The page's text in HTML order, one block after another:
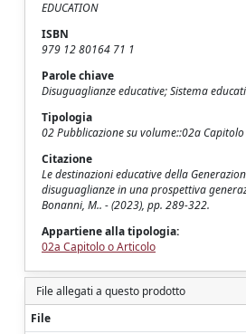
EDUCATION
ISBN
979 12 80164 71 1
Parole chiave
Disuguaglianze educative; Sistema
Tipologia
02 Pubblicazione su volume::02a
Citazione
Le destinazioni educative della
disuguaglianze in una prospettiva
Bonanni, M.. - (2023), pp. 289-322.
Appartiene alla tipologia:
02a Capitolo o Articolo
File allegati a questo prodotto
File